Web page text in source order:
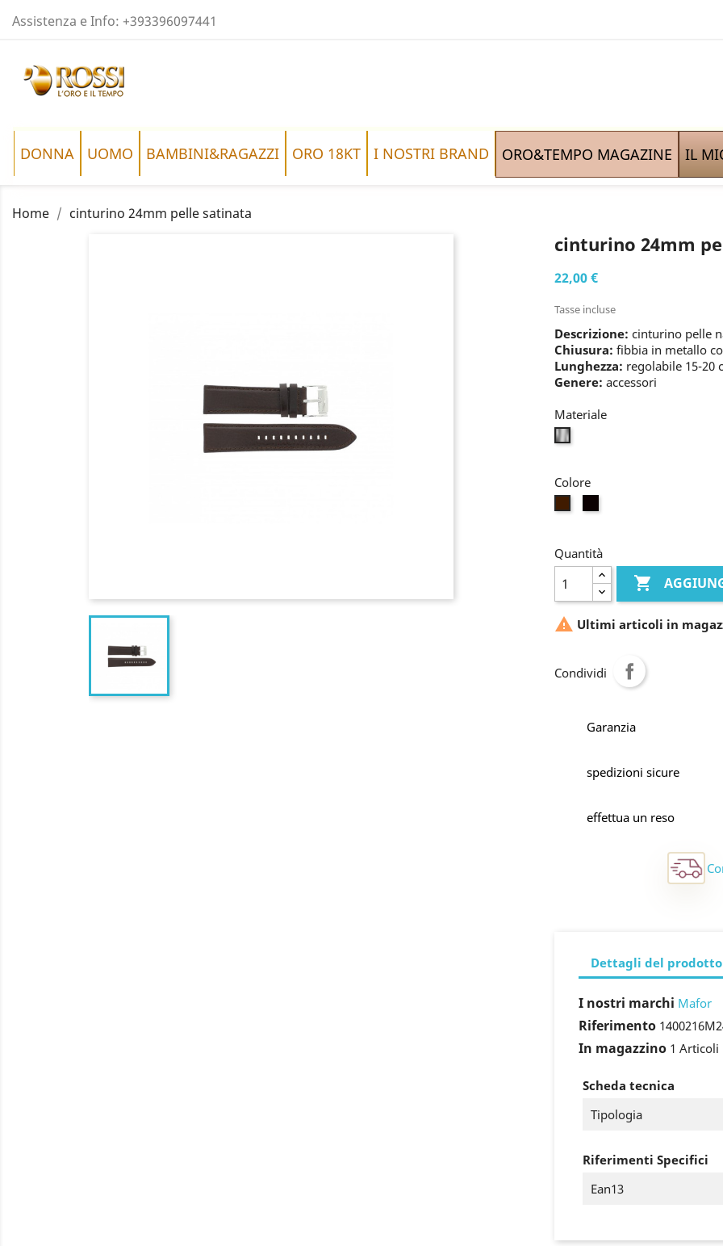
Assistenza e Info: +393396097441
DONNA UOMO BAMBINI&RAGAZZI ORO 18KT I NOSTRI BRAND ORO&TEMPO MAGAZINE IL
Home cinturino 24mm pelle satinata
cinturino 24mm
22,00 €
Tasse incluse
Descrizione: cinturino pelle
Chiusura: fibbia in metallo
Lunghezza: regolabile 15-20
Genere: accessori
Materiale
bianco
Colore
Quantità

 Ultimi articoli in
Condividi
Garanzia
spedizioni sicure
effettua un reso
Dettagli del prodotto
I nostri marchi Mafor
Riferimento
In magazzino 1 Articoli
Scheda tecnica
Tipologia
Riferimenti Specifici
Ean13